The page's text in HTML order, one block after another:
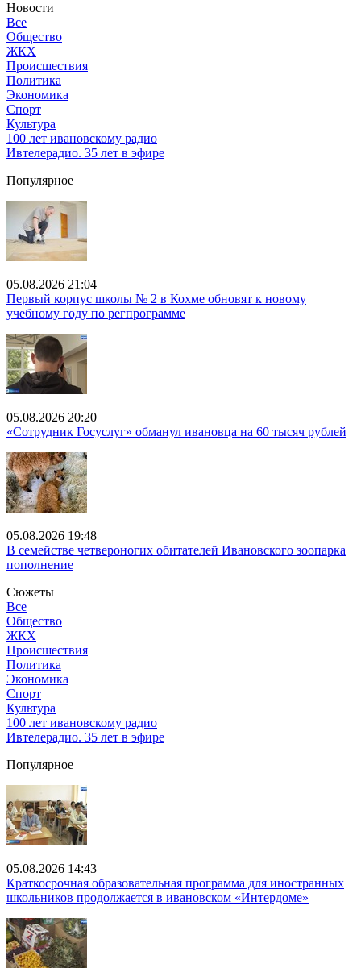
Новости
Все
Общество
ЖКХ
Происшествия
Политика
Экономика
Спорт
Культура
100 лет ивановскому радио
Ивтелерадио. 35 лет в эфире
Популярное
05.08.2026 21:04
Первый корпус школы № 2 в Кохме обновят к новому
учебному году по регпрограмме
05.08.2026 20:20
«Сотрудник Госуслуг» обманул ивановца на 60 тысяч рублей
05.08.2026 19:48
В семействе четвероногих обитателей Ивановского зоопарка
пополнение
Сюжеты
Все
Общество
ЖКХ
Происшествия
Политика
Экономика
Спорт
Культура
100 лет ивановскому радио
Ивтелерадио. 35 лет в эфире
Популярное
05.08.2026 14:43
Краткосрочная образовательная программа для иностранных
школьников продолжается в ивановском «Интердоме»